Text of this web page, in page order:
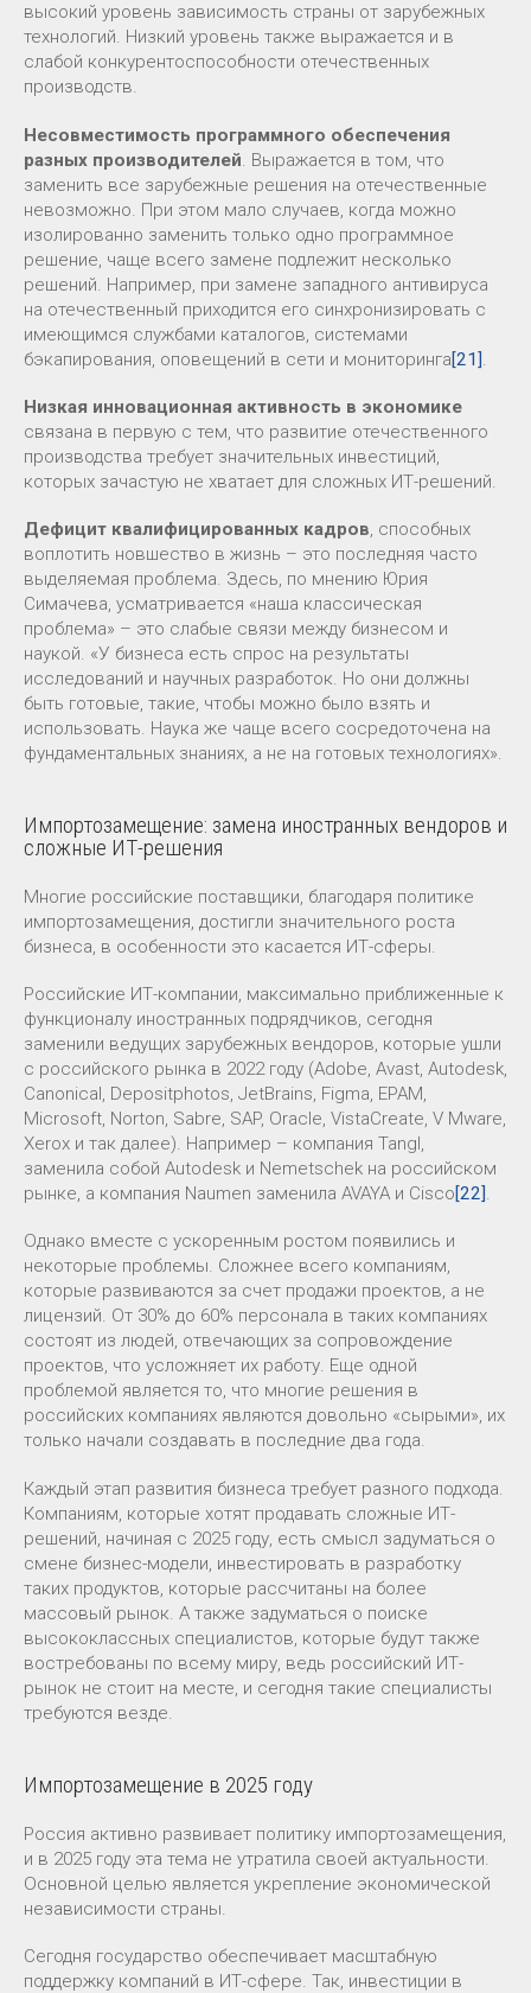
высокий уровень зависимость страны от зарубежных
технологий. Низкий уровень также выражается и в
слабой конкурентоспособности отечественных
производств.
Несовместимость программного обеспечения
разных производителей. Выражается в том, что
заменить все зарубежные решения на отечественные
невозможно. При этом мало случаев, когда можно
изолированно заменить только одно программное
решение, чаще всего замене подлежит несколько
решений. Например, при замене западного антивируса
на отечественный приходится его синхронизировать с
имеющимся службами каталогов, системами
бэкапирования, оповещений в сети и мониторинга[21].
Низкая инновационная активность в экономике
связана в первую с тем, что развитие отечественного
производства требует значительных инвестиций,
которых зачастую не хватает для сложных ИТ-решений.
Дефицит квалифицированных кадров, способных
воплотить новшество в жизнь – это последняя часто
выделяемая проблема. Здесь, по мнению Юрия
Симачева, усматривается «наша классическая
проблема» – это слабые связи между бизнесом и
наукой. «У бизнеса есть спрос на результаты
исследований и научных разработок. Но они должны
быть готовые, такие, чтобы можно было взять и
использовать. Наука же чаще всего сосредоточена на
фундаментальных знаниях, а не на готовых технологиях».
Импортозамещение: замена иностранных вендоров и
сложные ИТ-решения
Многие российские поставщики, благодаря политике
импортозамещения, достигли значительного роста
бизнеса, в особенности это касается ИТ-сферы.
Российские ИТ-компании, максимально приближенные к
функционалу иностранных подрядчиков, сегодня
заменили ведущих зарубежных вендоров, которые ушли
с российского рынка в 2022 году (Adobe, Avast, Autodesk,
Canonical, Depositphotos, JetBrains, Figma, EPAM,
Microsoft, Norton, Sabre, SAP, Oracle, VistaCreate, V Mware,
Xerox и так далее). Например – компания Tangl,
заменила собой Autodesk и Nemetschek на российском
рынке, а компания Naumen заменила AVAYA и Cisco[22].
Однако вместе с ускоренным ростом появились и
некоторые проблемы. Сложнее всего компаниям,
которые развиваются за счет продажи проектов, а не
лицензий. От 30% до 60% персонала в таких компаниях
состоят из людей, отвечающих за сопровождение
проектов, что усложняет их работу. Еще одной
проблемой является то, что многие решения в
российских компаниях являются довольно «сырыми», их
только начали создавать в последние два года.
Каждый этап развития бизнеса требует разного подхода.
Компаниям, которые хотят продавать сложные ИТ-
решений, начиная с 2025 году, есть смысл задуматься о
смене бизнес-модели, инвестировать в разработку
таких продуктов, которые рассчитаны на более
массовый рынок. А также задуматься о поиске
высококлассных специалистов, которые будут также
востребованы по всему миру, ведь российский ИТ-
рынок не стоит на месте, и сегодня такие специалисты
требуются везде.
Импортозамещение в 2025 году
Россия активно развивает политику импортозамещения,
и в 2025 году эта тема не утратила своей актуальности.
Основной целью является укрепление экономической
независимости страны.
Сегодня государство обеспечивает масштабную
поддержку компаний в ИТ-сфере. Так, инвестиции в